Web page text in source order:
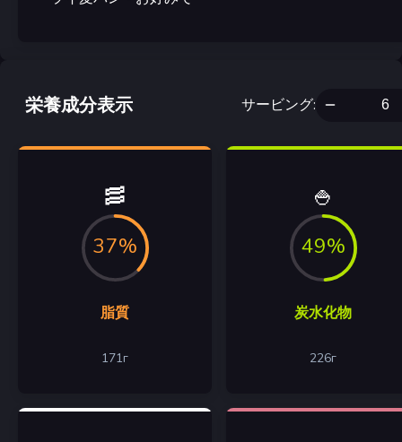
栄養成分表示 サービング:
🥓
37%
脂質
171г
🍚
49%
炭水化物
226г